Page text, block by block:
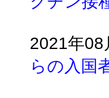
2021年08
らの入国